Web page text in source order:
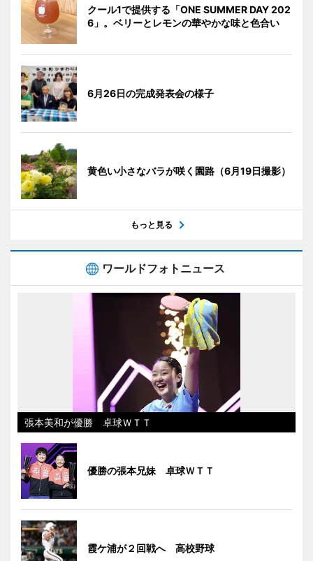
クール1で提供する「ONE SUMMER DAY 202
6」。ベリーとレモンの華やかな味と色合い
6月26日の完成発表会の様子
黄色い小さなバラが咲く園路（6月19日撮影）
もっと見る
ワールドフォトニュース
張本美和が優勝 卓球ＷＴＴ
優勝の張本兄妹 卓球ＷＴＴ
霞ケ浦が２回戦へ 高校野球